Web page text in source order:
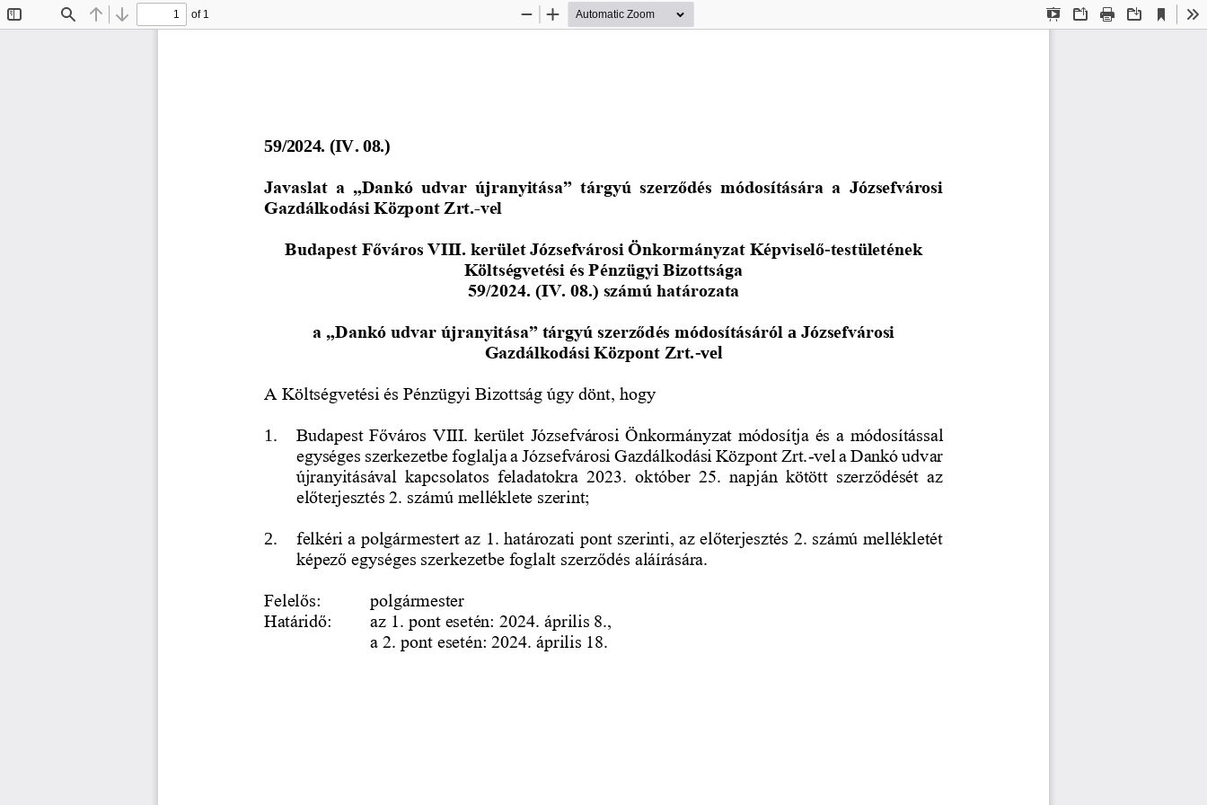
Find Previous
Next
of 1
Presentation
OpenPrint Download
Current
View
Zoom
Zoom
59/2024. (IV. 08.)
Javaslat  a  „Dankó  udvar  újranyitása”  tárgyú  szerződés  módosítására  a  Józsefvárosi
Gazdálkodási Központ Zrt.-vel
Budapest Főváros VIII. kerület Józsefvárosi Önkormányzat Képviselő-testületének
Költségvetési és Pénzügyi Bizottsága
59/2024. (IV. 08.) számú határozata
a „Dankó udvar újranyitása” tárgyú szerződés módosításáról a Józsefvárosi
Gazdálkodási Központ Zrt.-vel
A Költségvetési és Pénzügyi Bizottság úgy dönt, hogy
1. Budapest Főváros VIII. kerület Józsefvárosi Önkormányzat módosítja és a módosítással
egységes szerkezetbe foglalja a Józsefvárosi Gazdálkodási Központ Zrt.-vel a Dankó udvar
újranyitásával  kapcsolatos  feladatokra  2023.  október  25.  napján  kötött  szerződését  az
előterjesztés 2. számú melléklete szerint;
2.
felkéri a polgármestert az 1. határozati pont szerinti, az előterjesztés 2. számú mellékletét
képező egységes szerkezetbe foglalt szerződés aláírására.
Felelős:
polgármester
Határidő:
az 1. pont esetén: 2024. április 8.,
a 2. pont esetén: 2024. április 18.